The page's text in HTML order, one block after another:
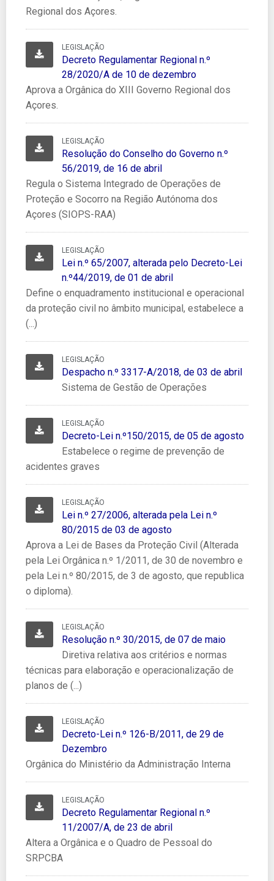
Regional dos Açores.
Decreto Regulamentar Regional n.º 28/2020/A de 10 de
LEGISLAÇÃO
Decreto Regulamentar Regional n.º
28/2020/A de 10 de dezembro
Aprova a Orgânica do XIII Governo Regional dos
Açores.
Resolução do Conselho do Governo n.º 56/2019, de 16 de
LEGISLAÇÃO
Resolução do Conselho do Governo n.º
56/2019, de 16 de abril
Regula o Sistema Integrado de Operações de
Proteção e Socorro na Região Autónoma dos
Açores (SIOPS-RAA)
Lei n.º 65/2007, alterada pelo Decreto-Lei n.º44/2019, de
LEGISLAÇÃO
Lei n.º 65/2007, alterada pelo Decreto-Lei
n.º44/2019, de 01 de abril
Define o enquadramento institucional e operacional
da proteção civil no âmbito municipal, estabelece a
(...)
Despacho n.º 3317-A/2018, de 03 de abril
LEGISLAÇÃO
Despacho n.º 3317-A/2018, de 03 de abril
Sistema de Gestão de Operações
Decreto-Lei n.º150/2015, de 05 de agosto
LEGISLAÇÃO
Decreto-Lei n.º150/2015, de 05 de agosto
Estabelece o regime de prevenção de
acidentes graves
Lei n.º 27/2006, alterada pela Lei n.º 80/2015 de 03 de
LEGISLAÇÃO
Lei n.º 27/2006, alterada pela Lei n.º
80/2015 de 03 de agosto
Aprova a Lei de Bases da Proteção Civil (Alterada
pela Lei Orgânica n.º 1/2011, de 30 de novembro e
pela Lei n.º 80/2015, de 3 de agosto, que republica
o diploma).
Resolução n.º 30/2015, de 07 de maio
LEGISLAÇÃO
Resolução n.º 30/2015, de 07 de maio
Diretiva relativa aos critérios e normas
técnicas para elaboração e operacionalização de
planos de (...)
Decreto-Lei n.º 126-B/2011, de 29 de Dezembro
LEGISLAÇÃO
Decreto-Lei n.º 126-B/2011, de 29 de
Dezembro
Orgânica do Ministério da Administração Interna
Decreto Regulamentar Regional n.º 11/2007/A, de 23 de
LEGISLAÇÃO
Decreto Regulamentar Regional n.º
11/2007/A, de 23 de abril
Altera a Orgânica e o Quadro de Pessoal do
SRPCBA